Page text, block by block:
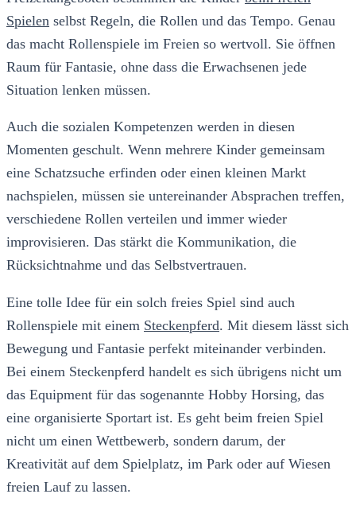
Spielen selbst Regeln, die Rollen und das Tempo. Genau
das macht Rollenspiele im Freien so wertvoll. Sie öffnen
Raum für Fantasie, ohne dass die Erwachsenen jede
Situation lenken müssen.
Auch die sozialen Kompetenzen werden in diesen
Momenten geschult. Wenn mehrere Kinder gemeinsam
eine Schatzsuche erfinden oder einen kleinen Markt
nachspielen, müssen sie untereinander Absprachen treffen,
verschiedene Rollen verteilen und immer wieder
improvisieren. Das stärkt die Kommunikation, die
Rücksichtnahme und das Selbstvertrauen.
Eine tolle Idee für ein solch freies Spiel sind auch
Rollenspiele mit einem Steckenpferd. Mit diesem lässt sich
Bewegung und Fantasie perfekt miteinander verbinden.
Bei einem Steckenpferd handelt es sich übrigens nicht um
das Equipment für das sogenannte Hobby Horsing, das
eine organisierte Sportart ist. Es geht beim freien Spiel
nicht um einen Wettbewerb, sondern darum, der
Kreativität auf dem Spielplatz, im Park oder auf Wiesen
freien Lauf zu lassen.